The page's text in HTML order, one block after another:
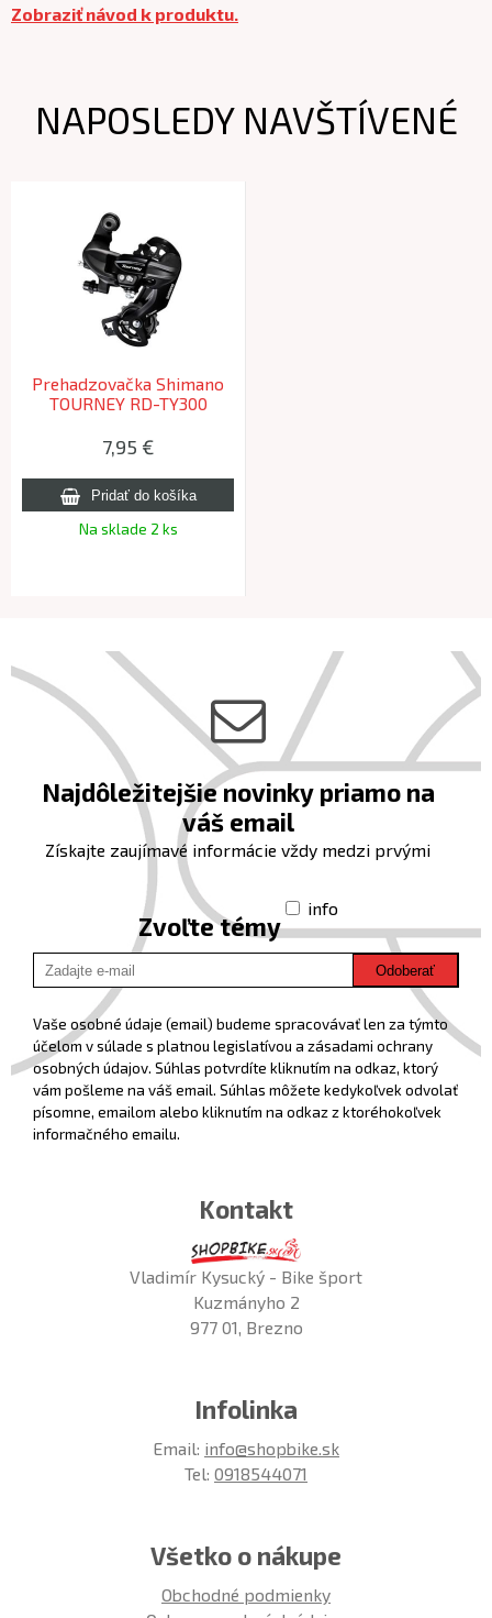
Zobraziť návod k produktu.
NAPOSLEDY NAVŠTÍVENÉ
Prehadzovačka Shimano
TOURNEY RD-TY300
7,95 €
Na sklade 2 ks
Najdôležitejšie novinky priamo na
váš email
Získajte zaujímavé informácie vždy medzi prvými
Zvoľte témy
info
Odoberať
Vaše osobné údaje (email) budeme spracovávať len za týmto
účelom v súlade s platnou legislatívou a zásadami ochrany
osobných údajov. Súhlas potvrdíte kliknutím na odkaz, ktorý
vám pošleme na váš email. Súhlas môžete kedykoľvek odvolať
písomne, emailom alebo kliknutím na odkaz z ktoréhokoľvek
informačného emailu.
Kontakt
Vladimír Kysucký - Bike šport
Kuzmányho 2
977 01, Brezno
Infolinka
Email: info@shopbike.sk
Tel: 0918544071
Všetko o nákupe
Obchodné podmienky